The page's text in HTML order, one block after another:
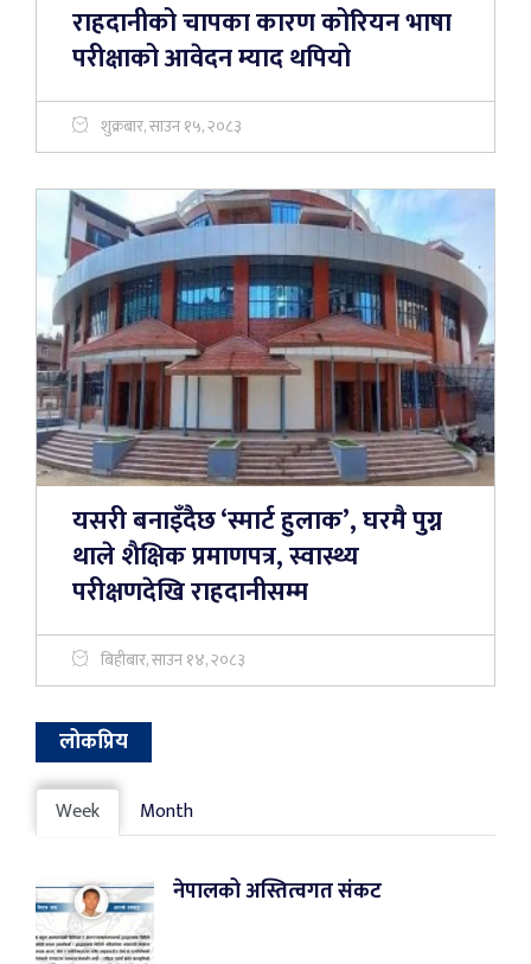
राहदानीको चापका कारण कोरियन भाषा
परीक्षाको आवेदन म्याद थपियो
शुक्रबार, साउन १५, २०८३
यसरी बनाइँदैछ ‘स्मार्ट हुलाक’, घरमै पुग्न
थाले शैक्षिक प्रमाणपत्र, स्वास्थ्य
परीक्षणदेखि राहदानीसम्म
बिहीबार, साउन १४, २०८३
लोकप्रिय
Week Month
नेपालको अस्तित्वगत संकट